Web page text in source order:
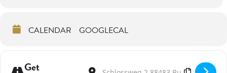
CALENDAR GOOGLECAL
Get Address - Maurice Steger & Martin
Destination Address - Maurice Steger